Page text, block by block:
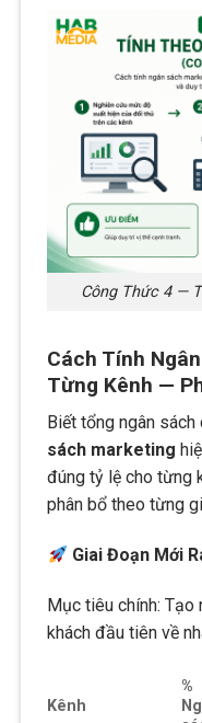
Công Thức 4 —
Cách Tính
Từng Kênh —
Biết tổng ngân
sách marketing
đúng tỷ lệ cho từng
phân bổ theo từng
Giai Đoạn Mới
Mục tiêu chính: Tạo
khách đầu tiên về
Kênh
%